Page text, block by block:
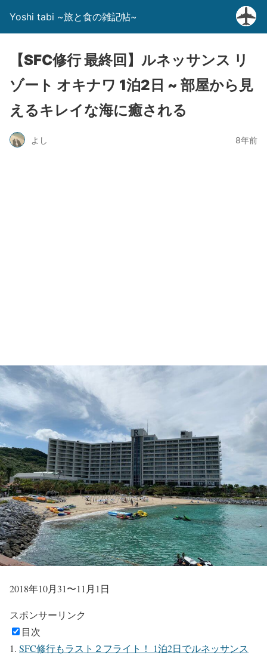
Yoshi tabi ~旅と食の雑記帖~
【SFC修行 最終回】ルネッサンス リ
ゾート オキナワ 1泊2日 ~ 部屋から見
えるキレイな海に癒される
よし 8年前
2018年10月31〜11月1日
スポンサーリンク
目次
SFC修行もラスト２フライト！ 1泊2日でルネッサンス